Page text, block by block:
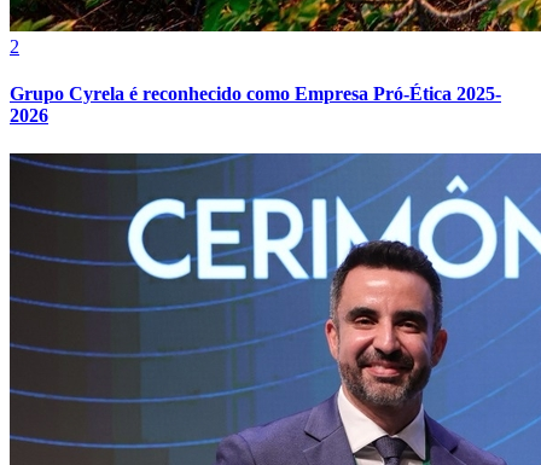
2
Grupo Cyrela é reconhecido como Empresa Pró-Ética 2025-
2026